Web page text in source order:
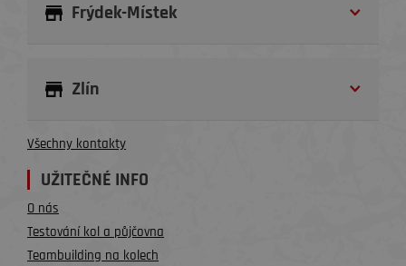
Frýdek-Místek
Zlín
Všechny kontakty
UŽITEČNÉ INFO
O nás
Testování kol a půjčovna
Teambuilding na kolech